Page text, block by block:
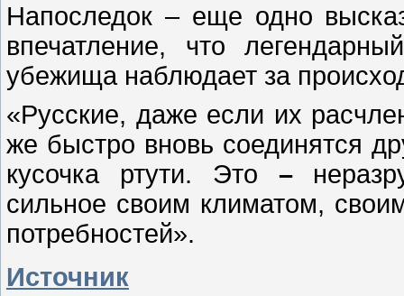
Напоследок – еще одно
впечатление, что
убежища наблюдает за
«Русские, даже если их
же быстро вновь соединятся
кусочка ртути. Это –
сильное своим климатом,
потребностей».
Источник